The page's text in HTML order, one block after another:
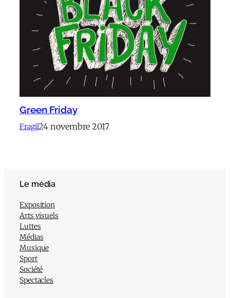
Green Friday
Fragil24 novembre 2017
Le média
Exposition
Arts visuels
Luttes
Médias
Musique
Sport
Société
Spectacles